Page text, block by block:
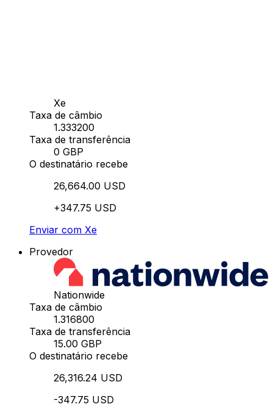
Xe
Taxa de câmbio
1.333200
Taxa de transferência
0 GBP
O destinatário recebe
26,664.00 USD
+347.75 USD
Enviar com Xe
Provedor
Nationwide
Taxa de câmbio
1.316800
Taxa de transferência
15.00 GBP
O destinatário recebe
26,316.24 USD
-347.75 USD